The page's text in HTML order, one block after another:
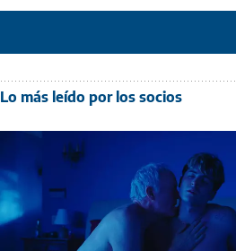
Lo más leído por los socios